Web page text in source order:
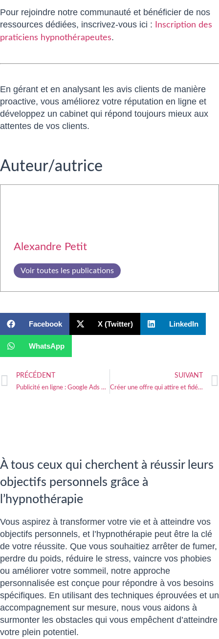
Pour rejoindre notre communauté et bénéficier de nos
ressources dédiées, inscrivez-vous ici :
Inscription des
praticiens hypnothérapeutes.
En gérant et en analysant les avis clients de manière
proactive, vous améliorez votre réputation en ligne et
développez un cabinet qui répond toujours mieux aux
attentes de vos clients.
Auteur/autrice
Alexandre Petit
Voir toutes les publications
Facebook X (Twitter) LinkedIn
WhatsApp
PRÉCÉDENT
Publicité en ligne : Google Ads et Facebook Ads pour les hypnothérapeutes
SUIVANT
Créer une offre qui attire et fidélise vos clients
À tous ceux qui cherchent à réussir leurs
objectifs personnels grâce à
l’hypnothérapie
Vous aspirez à transformer votre vie et à atteindre vos
objectifs personnels, et l’hypnothérapie peut être la clé
de votre réussite. Que vous souhaitiez arrêter de fumer,
perdre du poids, réduire le stress, vaincre vos phobies
ou améliorer votre sommeil, notre approche
personnalisée est conçue pour répondre à vos besoins
spécifiques. En utilisant des techniques éprouvées et un
accompagnement sur mesure, nous vous aidons à
surmonter les obstacles qui vous empêchent d’atteindre
votre plein potentiel.